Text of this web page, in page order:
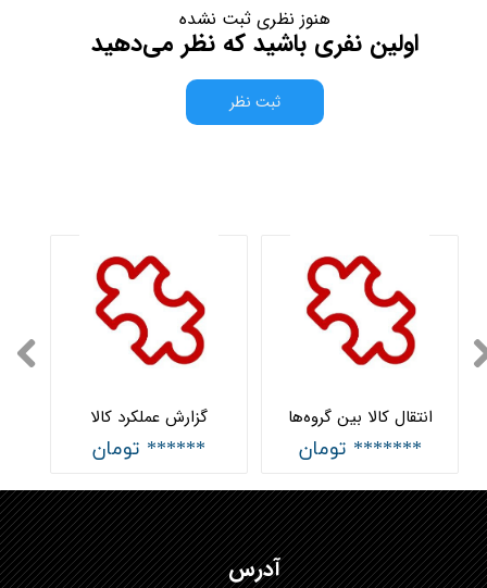
هنوز نظری ثبت نشده
اولین نفری باشید که نظر می‌دهید
ثبت نظر
گزارش عملکرد کالا
****** تومان
انتقال کالا بین گروه‌ها
******* تومان
آدرس